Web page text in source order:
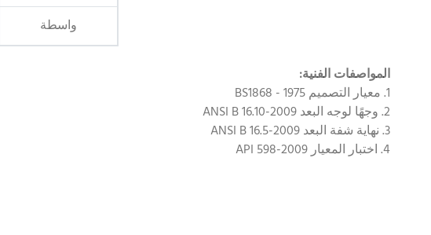
واسطة
المواصفات الفنية:
1. معيار التصميم BS1868 - 1975
2. وجهًا لوجه البعد ANSI B 16.10-2009
3. نهاية شفة البعد ANSI B 16.5-2009
4. اختبار المعيار API 598-2009